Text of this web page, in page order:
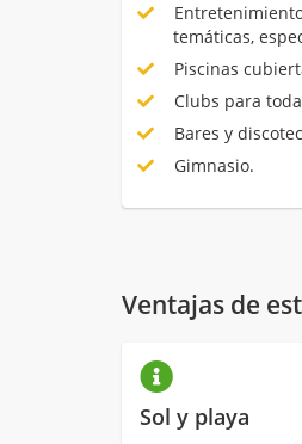
temáticas,
Piscinas
Clubs para
Bares y
Gimnasio.
Ventajas de
Sol y playa